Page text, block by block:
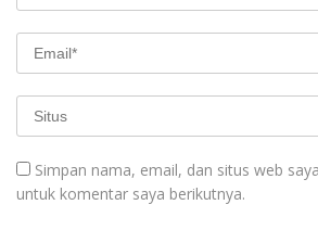
Simpan nama, email, dan situs web
untuk komentar saya berikutnya.